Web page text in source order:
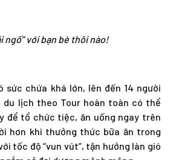
ngố” với bạn bè thôi nào!
sức chứa khá lớn, lên đến 14 người
du lịch theo Tour hoàn toàn có thể
để tổ chức tiệc, ăn uống ngay trên
hơn khi thưởng thức bữa ăn trong
tốc độ “vun vút”, tận hưởng làn gió